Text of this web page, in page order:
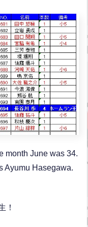
month June was 34.
Ayumu Hasegawa.
！